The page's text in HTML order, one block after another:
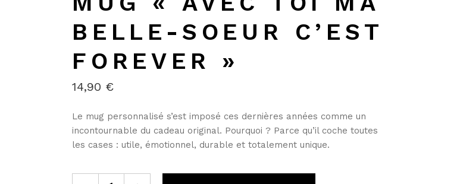
BELLE-SOEUR C’EST
FOREVER »
14,90 €
Le mug personnalisé s’est imposé ces dernières années comme un
incontournable du cadeau original. Pourquoi ? Parce qu’il coche toutes
les cases : utile, émotionnel, durable et totalement unique.
MUG "AVEC TOI MA BELLE-SOEUR C'EST FOREVER" quantity